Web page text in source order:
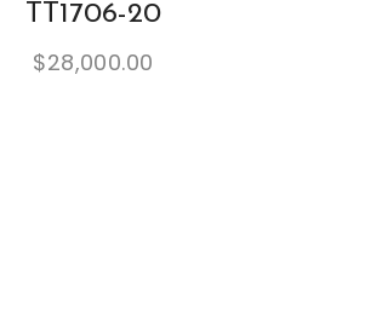
TT1706-20
$28,000.00